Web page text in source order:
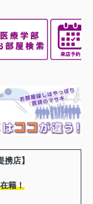
携店】
籍！